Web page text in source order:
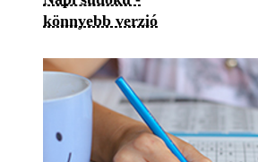
könnyebb verzió